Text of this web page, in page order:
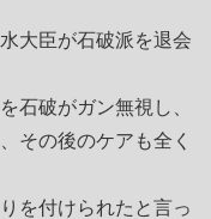
大臣が石破派を退会
石破がガン無視し、
その後のケアも全く
を付けられたと言っ